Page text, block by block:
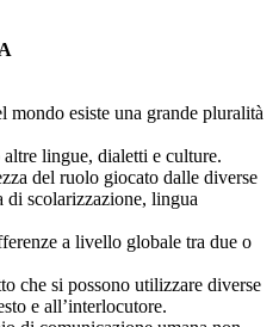
mondo esiste una grande pluralità
lingue, dialetti e culture.
del ruolo giocato dalle diverse
di scolarizzazione, lingua
a livello globale tra due o
che si possono utilizzare diverse
e all’interlocutore.